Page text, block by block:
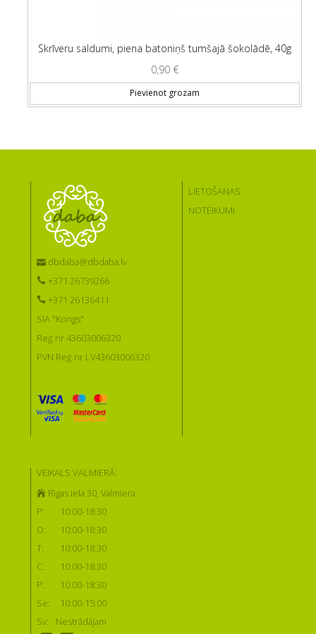
Skrīveru saldumi, piena batoniņš tumšajā šokolādē, 40g
0,90 €
Pievienot grozam
dbdaba@dbdaba.lv
+371 26739266
+371 26136411
SIA "Kongs"
Reģ.nr 43603006320
PVN Reģ.nr LV43603006320
LIETOŠANAS
NOTEIKUMI
VEIKALS VALMIERĀ:
Rīgas iela 30, Valmiera
P:
10:00-18:30
O:
10:00-18:30
T:
10:00-18:30
C:
10:00-18:30
P:
10:00-18:30
Se:
10:00-15:00
Sv:
Nestrādājam